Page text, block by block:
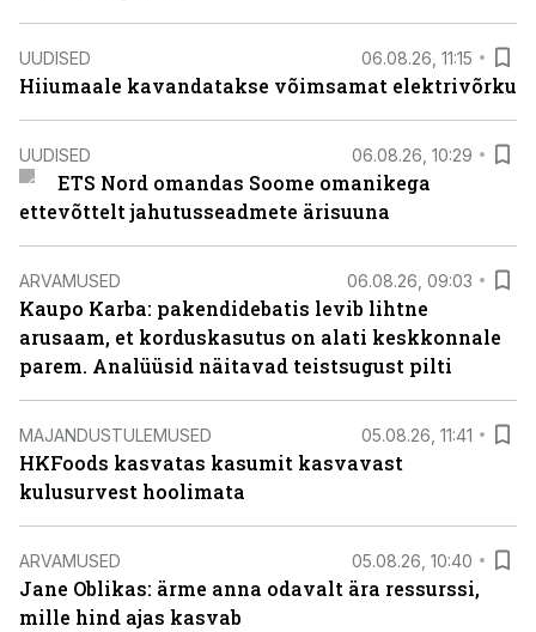
UUDISED 06.08.26, 11:15
Hiiumaale kavandatakse võimsamat elektrivõrku
UUDISED 06.08.26, 10:29
ETS Nord omandas Soome omanikega
ettevõttelt jahutusseadmete ärisuuna
ARVAMUSED 06.08.26, 09:03
Kaupo Karba: pakendidebatis levib lihtne
arusaam, et korduskasutus on alati keskkonnale
parem. Analüüsid näitavad teistsugust pilti
MAJANDUSTULEMUSED 05.08.26, 11:41
HKFoods kasvatas kasumit kasvavast
kulusurvest hoolimata
ARVAMUSED 05.08.26, 10:40
Jane Oblikas: ärme anna odavalt ära ressurssi,
mille hind ajas kasvab